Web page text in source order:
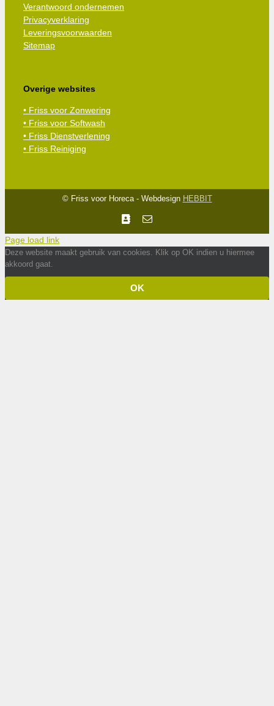
Verantwoord ondernemen
Privacyverklaring
Leveringsvoorwaarden
Sitemap
Overige websites
• Friss voor Zonwering
• Friss voor Softwash
• Friss Dienstverlening
• Friss Reiniging
© Friss voor Horeca - Webdesign HEBBIT
Facebook
E-
Page load link
Deze website maakt gebruik van cookies. Klik op OK indien u hiermee
akkoord gaat.
OK